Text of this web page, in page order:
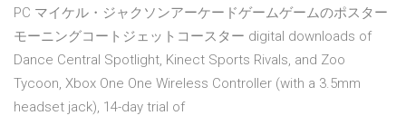
PC マイケル・ジャクソンアーケードゲームゲームのポスター
モーニングコートジェットコースター digital downloads of
Dance Central Spotlight, Kinect Sports Rivals, and Zoo
Tycoon, Xbox One One Wireless Controller (with a 3.5mm
headset jack), 14-day trial of